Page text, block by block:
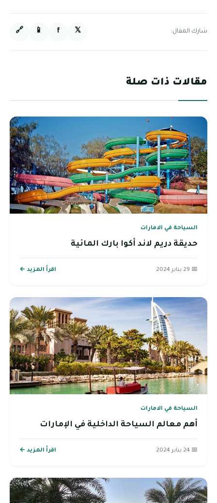
شارك المقال: 𝕏
f
📱
🔗
مقالات ذات صلة
السياحة في الامارات
حديقة دريم لاند أكوا بارك المائية
📅 29 يناير 2024 اقرأ المزيد ←
السياحة في الامارات
أهم معالم السياحة الداخلية في الإمارات
📅 24 يناير 2024 اقرأ المزيد ←